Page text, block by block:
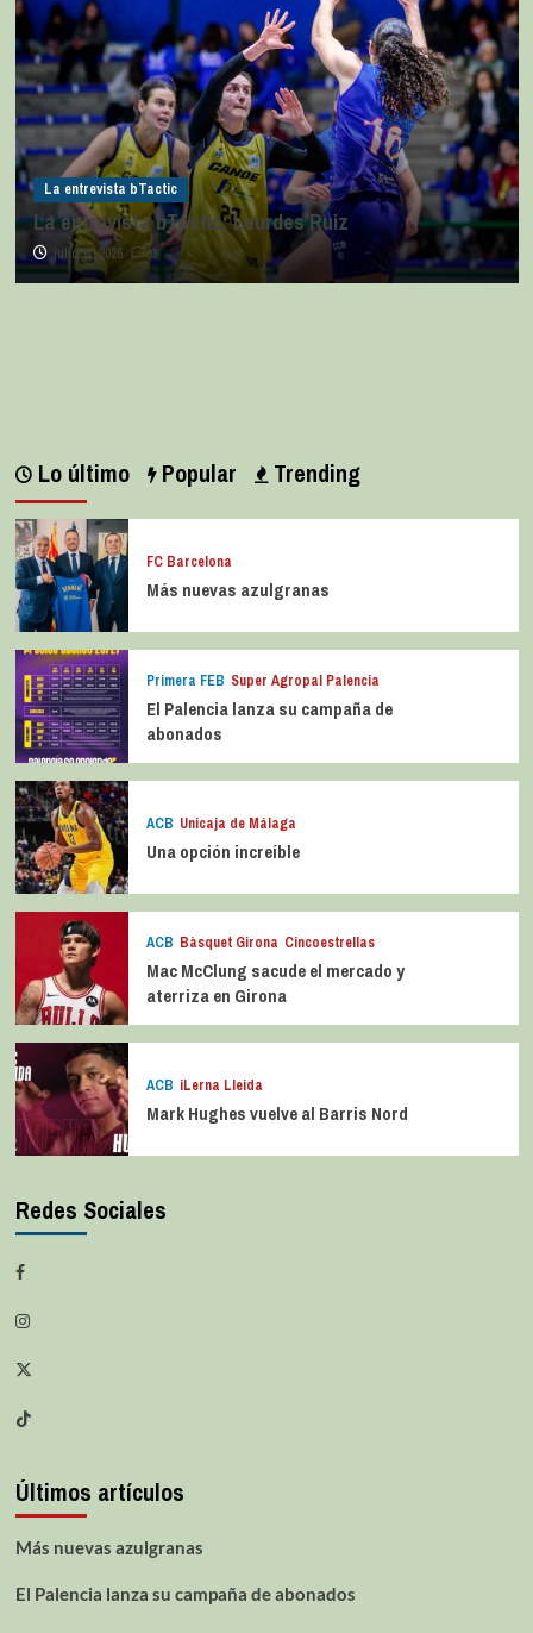
La entrevista bTactic
La entrevista bTactic: Lourdes Ruiz
julio 11, 2026 0
Lo último Popular Trending
FC Barcelona
Más nuevas azulgranas
Primera FEB Super Agropal Palencia
El Palencia lanza su campaña de
abonados
ACB Unicaja de Málaga
Una opción increíble
ACB Bàsquet Girona Cincoestrellas
Mac McClung sacude el mercado y
aterriza en Girona
ACB iLerna Lleida
Mark Hughes vuelve al Barris Nord
Redes Sociales
Últimos artículos
Más nuevas azulgranas
El Palencia lanza su campaña de abonados